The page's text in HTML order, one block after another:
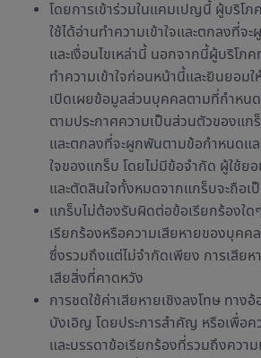
โดยการเข้าร่วมในแคมเปญนี้ ผู้บริโ
ใช้ได้อ่านทำความเข้าใจและตกลงที่
และเงื่อนไขเหล่านี้ นอกจากนี้ผู้บริโภ
ทำความเข้าใจก่อนหน้านี้และยินยอมใ
เปิดเผยข้อมูลส่วนบุคคลตามที่กำหนด
ตามประกาศความเป็นส่วนตัวของแก
และตกลงที่จะผูกพันตามข้อกำหนดแล
ใจของแกร็บ โดยไม่มีข้อจำกัด ผู้ใช้ย
และตัดสินใจทั้งหมดจากแกร็บจะถือเ
แกร็บไม่ต้องรับผิดต่อข้อเรียกร้องใด
เรียกร้องหรือความเสียหายของบุคค
ซึ่งรวมถึงแต่ไม่จำกัดเพียง การเสีย
เสียสิ่งที่คาดหวัง
การชดใช้ค่าเสียหายเชิงลงโทษ ทาง
บังเอิญ โดยประการสำคัญ หรือเพื่อค
และบรรดาข้อเรียกร้องที่รวมถึงควา